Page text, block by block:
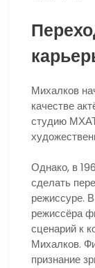
Михалков
качестве
студию
Однако, в
сделать
режиссуре.
режиссёра
сценарий к
Михалков.
признание